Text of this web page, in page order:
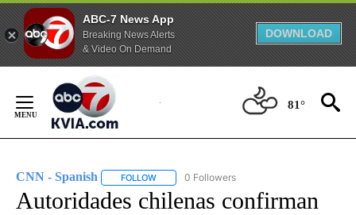
ABC-7 News App
Breaking News Alerts
& Video On Demand
DOWNLOAD
Content
81°
CNN - Spanish FOLLOW FOLLOW "CNN - SPANISH" TO RECEIVE
0 Followers
Autoridades chilenas confirman